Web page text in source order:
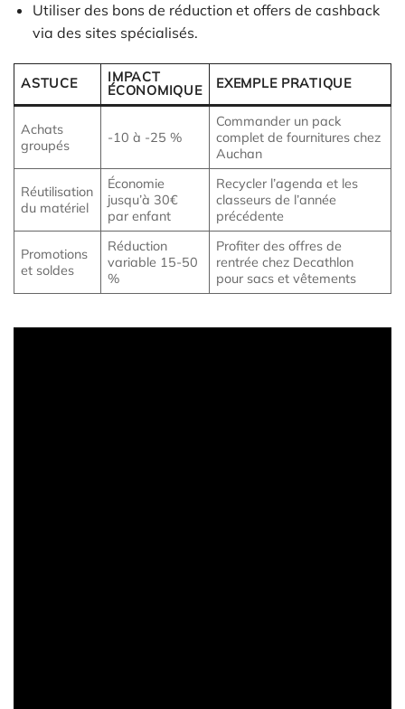
Utiliser des bons de réduction et offers de cashback
via des sites spécialisés.
ASTUCE
IMPACT
ÉCONOMIQUE
EXEMPLE PRATIQUE
Achats
groupés
-10 à -25 %
Commander un pack
complet de fournitures chez
Auchan
Réutilisation
du matériel
Économie
jusqu’à 30€
par enfant
Recycler l’agenda et les
classeurs de l’année
précédente
Promotions
et soldes
Réduction
variable 15-50
%
Profiter des offres de
rentrée chez Decathlon
pour sacs et vêtements